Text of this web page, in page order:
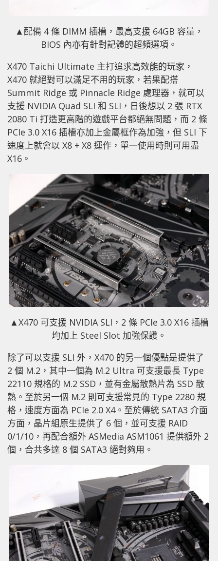
▲配備 4 條 DIMM 插槽，最高支援 64GB 容量，
BIOS 內亦有針對記體的超頻選項。
X470 Taichi Ultimate 主打追求高效能的玩家，
X470 就絕對可以滿足不用的玩家，若果配搭
Summit Ridge 或 Pinnacle Ridge 處理器，就可以
支援 NVIDIA Quad SLI 和 SLI，日後想以 2 張 RTX
2080 Ti 打造更高階的遊戲平台都絕無問題，而 2 條
PCIe 3.0 X16 插槽亦加上金屬框作為加強，但 SLI 下
速度上就會以 X8 + X8 運作，單一使用時則可用盡
X16。
▲X470 可支援 NVIDIA SLI，2 條 PCIe 3.0 X16 插槽
均加上 Steel Slot 加強保護。
除了可以支援 SLI 外，X470 的另一個優點是提供了
2 個 M.2，其中一個為 M.2 Ultra 可支援最長 Type
22110 規格的 M.2 SSD，並有金屬散熱片為 SSD 散
熱。至於另一個 M.2 則可支援常見的 Type 2280 規
格，速度方面為 PCIe 2.0 X4。至於傳統 SATA3 介面
方面，晶片組原生提供了 6 個，並可支援 RAID
0/1/10，再配合額外 ASMedia ASM1061 提供額外 2
個，合共多達 8 個 SATA3 絕對夠用。